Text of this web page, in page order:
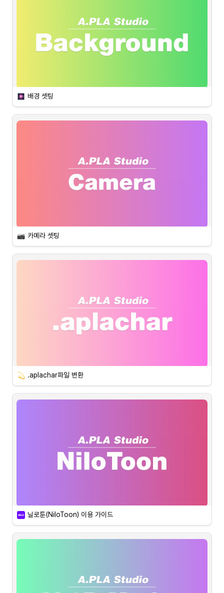
5종을 무료로 제공합니다.
저작권 걱정 없이 이용해보세요.
배경 셋팅
카메라 선택&프리뷰
카메라 셋팅
파일 변환
추후 다양한 필터 및 시청자 인터렉션을 지원할 예정입니다.
.aplachar파일 변환
.aplachar 파일 변환
닐로툰(NiloToon) 이용 가이드